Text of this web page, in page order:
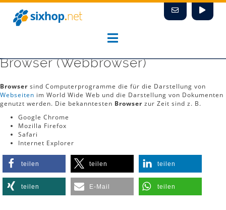
Zum
Inhalt
springen
Browser (Webbrowser)
Browser sind Computerprogramme die für die Darstellung von
Webseiten im World Wide Web und die Darstellung von Dokumenten
genutzt werden. Die bekanntesten Browser zur Zeit sind z. B.
Google Chrome
Mozilla Firefox
Safari
Internet Explorer
teilen teilen teilen
teilen E-Mail teilen